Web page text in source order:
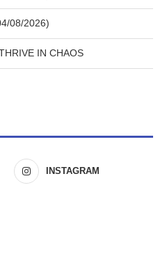
08/2026)
IN CHAOS
INSTAGRAM